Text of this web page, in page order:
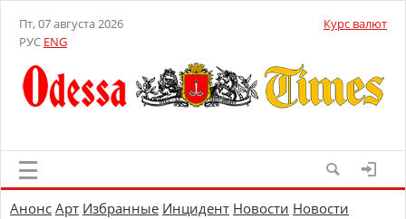
Пт, 07 августа 2026
РУС ENG
Курс валют
Анонс Арт Избранные Инцидент Новости Новости